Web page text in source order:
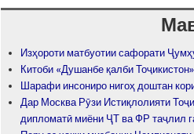
Изҳороти матбуотии сафорати
Китоби «Душанбе қалби
Шарафи инсониро нигоҳ доштан
Дар Москва Рӯзи Истиқлолияти
дипломатӣ миёни ҶТ ва ФР таҷлил